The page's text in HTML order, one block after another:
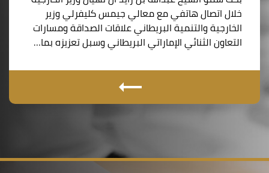
خلال اتصال هاتفي مع معالي جيمس كليفرلي وزير
الخارجية والتنمية البريطاني علاقات الصداقة ومسارات
التعاون الثنائي الإماراتي البريطاني وسبل تعزيزه بما…